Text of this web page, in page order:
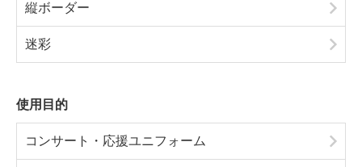
縦ボーダー
迷彩
使用目的
コンサート・応援ユニフォーム